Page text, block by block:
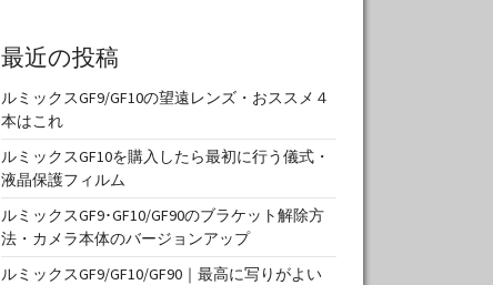
最近の投稿
ルミックスGF9/GF10の望遠レンズ・おススメ４
本はこれ
ルミックスGF10を購入したら最初に行う儀式・
液晶保護フィルム
ルミックスGF9･GF10/GF90のブラケット解除方
法・カメラ本体のバージョンアップ
ルミックスGF9/GF10/GF90｜最高に写りがよい